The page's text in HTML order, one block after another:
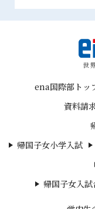
ena国際部トッ
資料請
帰国子女小学入試
帰国子女入